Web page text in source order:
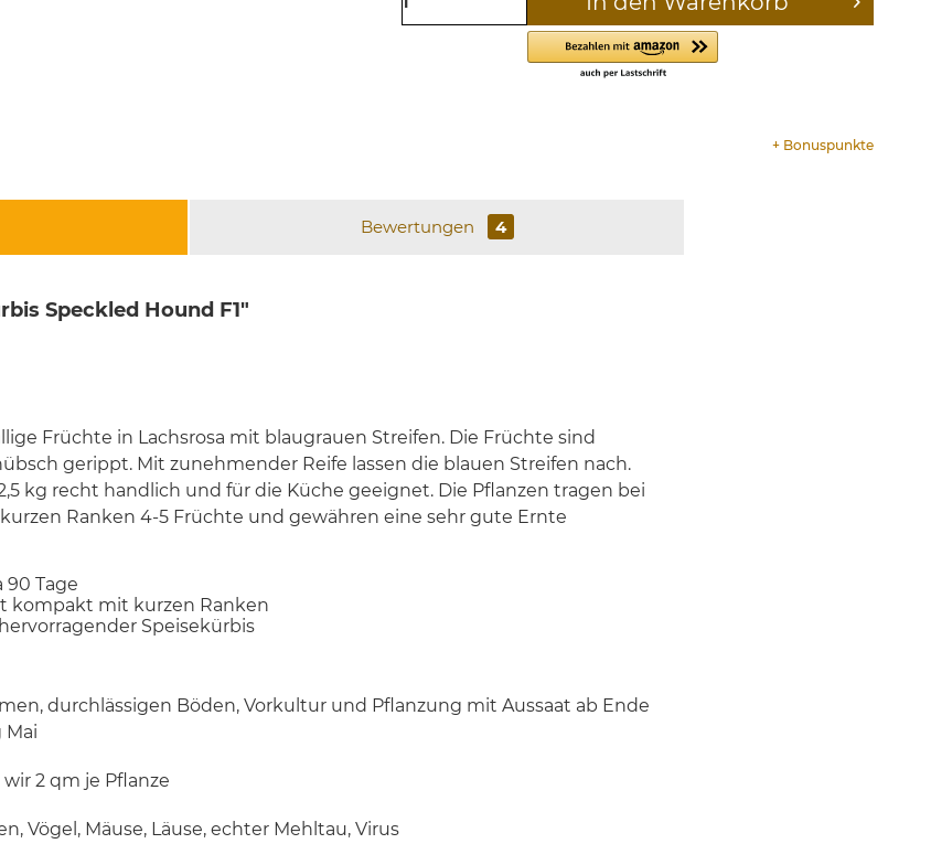
+ Bonuspunkte
Bewertungen 4
Speckled Hound F1"
Früchte in Lachsrosa mit blaugrauen Streifen. Die Früchte sind
gerippt. Mit zunehmender Reife lassen die blauen Streifen nach.
kg recht handlich und für die Küche geeignet. Die Pflanzen tragen bei
Ranken 4-5 Früchte und gewähren eine sehr gute Ernte
90 Tage
kompakt mit kurzen Ranken
Speisekürbis
durchlässigen Böden, Vorkultur und Pflanzung mit Aussaat ab Ende
Mai
2 qm je Pflanze
Vögel, Mäuse, Läuse, echter Mehltau, Virus